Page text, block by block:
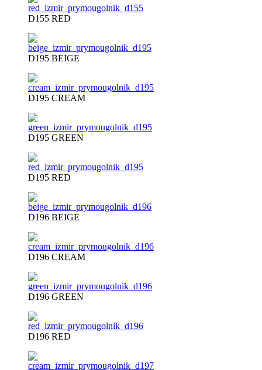
D155 RED
D195 BEIGE
D195 CREAM
D195 GREEN
D195 RED
D196 BEIGE
D196 CREAM
D196 GREEN
D196 RED